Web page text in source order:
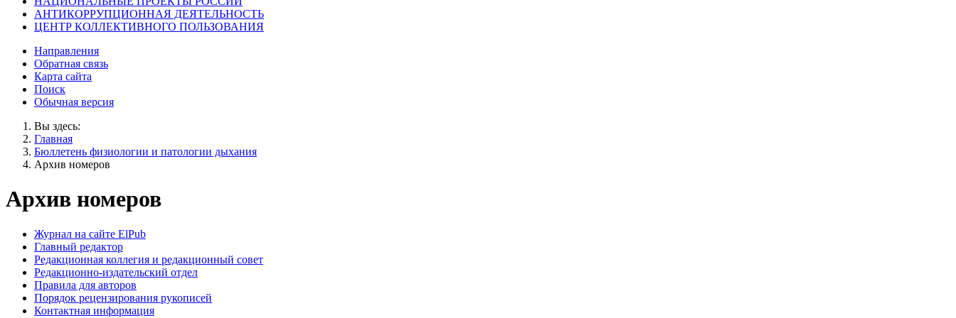
АНТИКОРРУПЦИОННАЯ ДЕЯТЕЛЬНОСТЬ
ЦЕНТР КОЛЛЕКТИВНОГО ПОЛЬЗОВАНИЯ
Направления
Обратная связь
Карта сайта
Поиск
Обычная версия
Вы здесь:
Главная
Бюллетень физиологии и патологии дыхания
Архив номеров
Архив номеров
Журнал на сайте ElPub
Главный редактор
Редакционная коллегия и редакционный совет
Редакционно-издательский отдел
Правила для авторов
Порядок рецензирования рукописей
Контактная информация